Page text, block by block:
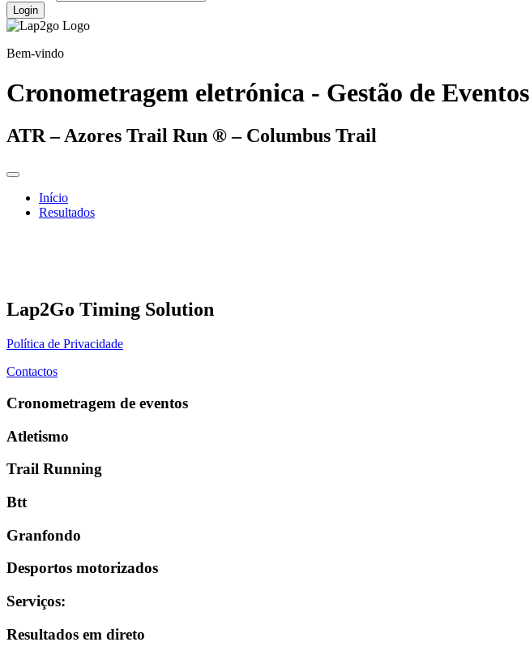
Login
Bem-vindo
Cronometragem eletrónica - Gestão de Eventos
ATR – Azores Trail Run ® – Columbus Trail
Início
Resultados
Lap2Go Timing Solution
Política de Privacidade
Contactos
Cronometragem de eventos
Atletismo
Trail Running
Btt
Granfondo
Desportos motorizados
Serviços:
Resultados em direto